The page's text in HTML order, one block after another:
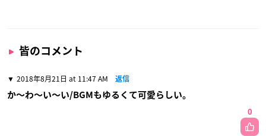
皆のコメント
2018年8月21日 at 11:47 AM 返信
か〜わ〜い〜い/BGMもゆるくて可愛らしい。
0